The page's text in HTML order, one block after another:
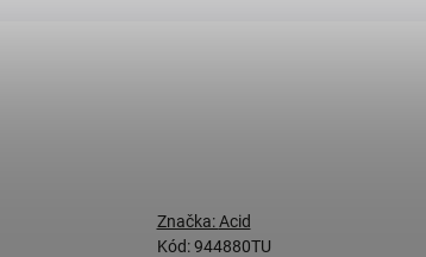
Kód: 944880TU
Značka:Acid